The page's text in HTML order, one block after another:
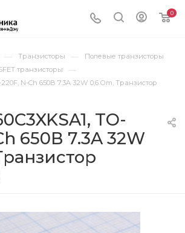
0
— Транзисторы — Полевые транзисторы
транзисторы —
220F, N-Ch 650В 7.3A 32W 0,6 Om, Транзистор
TO-
650В 7.3A 32W